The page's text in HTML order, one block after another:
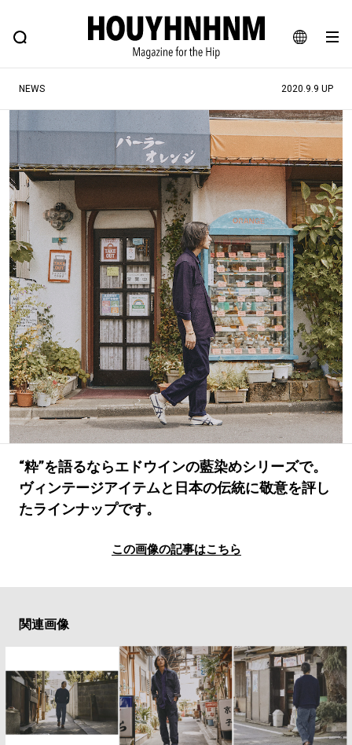
JA
EN
FEATURE BLOG SNAP
ヒップなファッション、カルチャー、ライフスタイルWEBマガジン
#SHOPPING ADDICT #憧れの逸品
#ESSENTIAL DESIGNS #古着サミット
#NEW VINTAGE #マイナーグッド図鑑
#路地裏てぃーん。 #MONTHLY JOURNAL
#GH 銘品の所以 #フイナムのYouTube
#Commune H #FOCUS IT #AH.H
#ととけん #FASHION #MUSIC #MOVIE
#LIFESTYLE #SNEAKER #OUTDOOR
#SPORTS #HANDSOME HANDBOOK
NEWS 2020.9.9 UP
“粋”を語るならエドウインの藍染めシリーズで。
ヴィンテージアイテムと日本の伝統に敬意を評し
たラインナップです。
この画像の記事はこちら
関連画像